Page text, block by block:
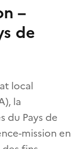
–
de
local
la
du Pays de
mission en